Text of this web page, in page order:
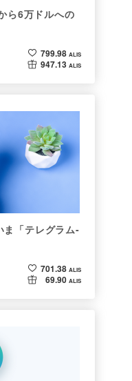
ら6万ドルへの
799.98 ALIS
947.13 ALIS
ま「テレグラム-
701.38 ALIS
69.90 ALIS